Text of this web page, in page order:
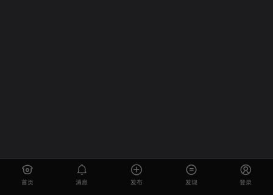
首页 消息 发布 发现 登录